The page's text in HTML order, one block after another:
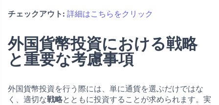
チェックアウト: 詳細はこちらをクリック
外国貨幣投資における戦略
と重要な考慮事項
外国貨幣投資を行う際には、単に通貨を選ぶだけではな
く、適切な戦略とともに投資することが求められます。実